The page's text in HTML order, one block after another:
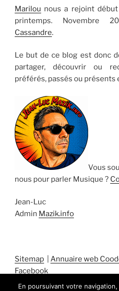
Marilou nous a rejoint
printemps. Novembre
Cassandre.
Le but de ce blog est donc
partager, découvrir ou
préférés, passés ou présents
Vous
nous pour parler Musique ?
Jean-Luc
Admin Mazik.info
Sitemap Annuaire web
Facebook
En poursuivant votre